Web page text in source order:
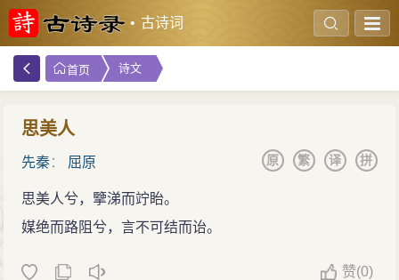
古诗词
首页 诗文
思美人
先秦： 屈原 拼
译
繁
原
思美人兮，擥涕而竚眙。
媒绝而路阻兮，言不可结而诒。
赞(0)